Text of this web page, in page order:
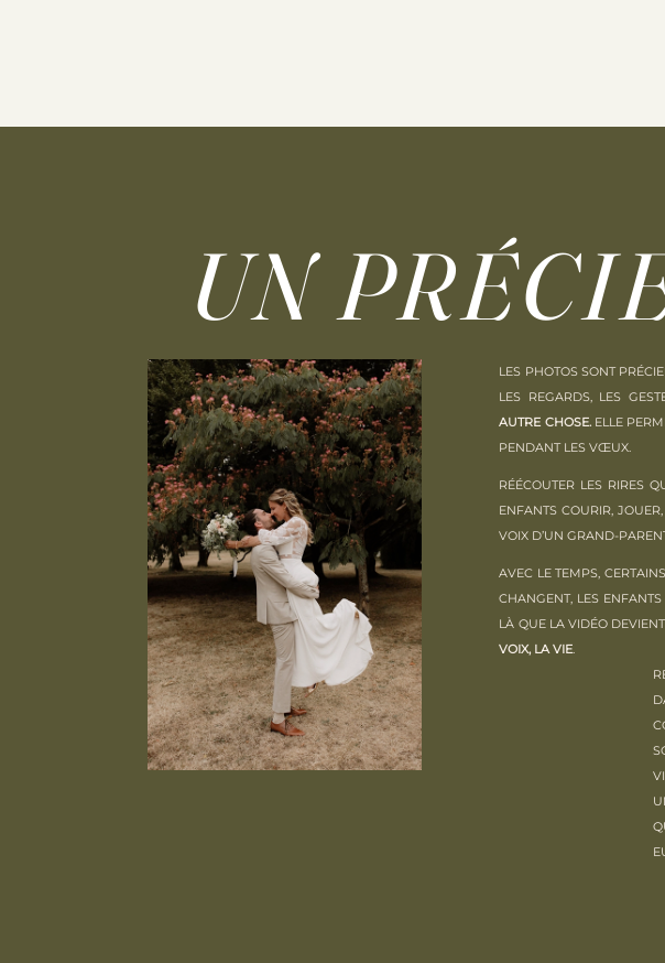
UN
LES PHOTOS SONT
LES REGARDS, LES
AUTRE CHOSE. ELLE
PENDANT LES VŒUX.
RÉÉCOUTER LES RIRES
ENFANTS COURIR,
VOIX D’UN GRAND-
AVEC LE TEMPS,
CHANGENT, LES ENFANTS
LÀ QUE LA VIDÉO
VOIX, LA VIE.